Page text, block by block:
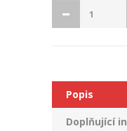
Popis
Doplňující